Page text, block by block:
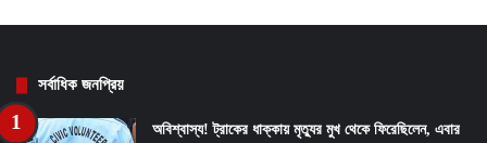
সর্বাধিক জনপ্রিয়
অবিশ্বাস্য! ট্রাকের ধাক্কায় মৃত্যুর মুখ থেকে ফিরেছিলেন, এবার